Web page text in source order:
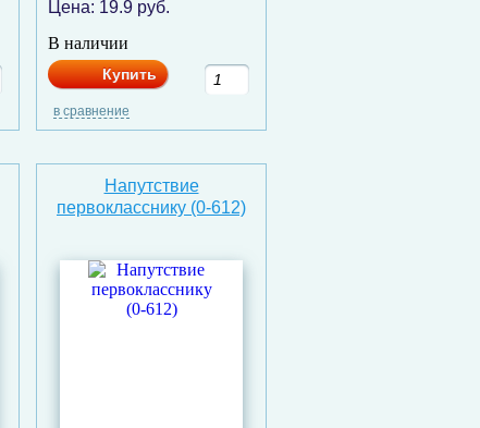
Цена: 19.9 руб.
В наличии
Купить
в сравнение
Напутствие
первокласснику (0-612)